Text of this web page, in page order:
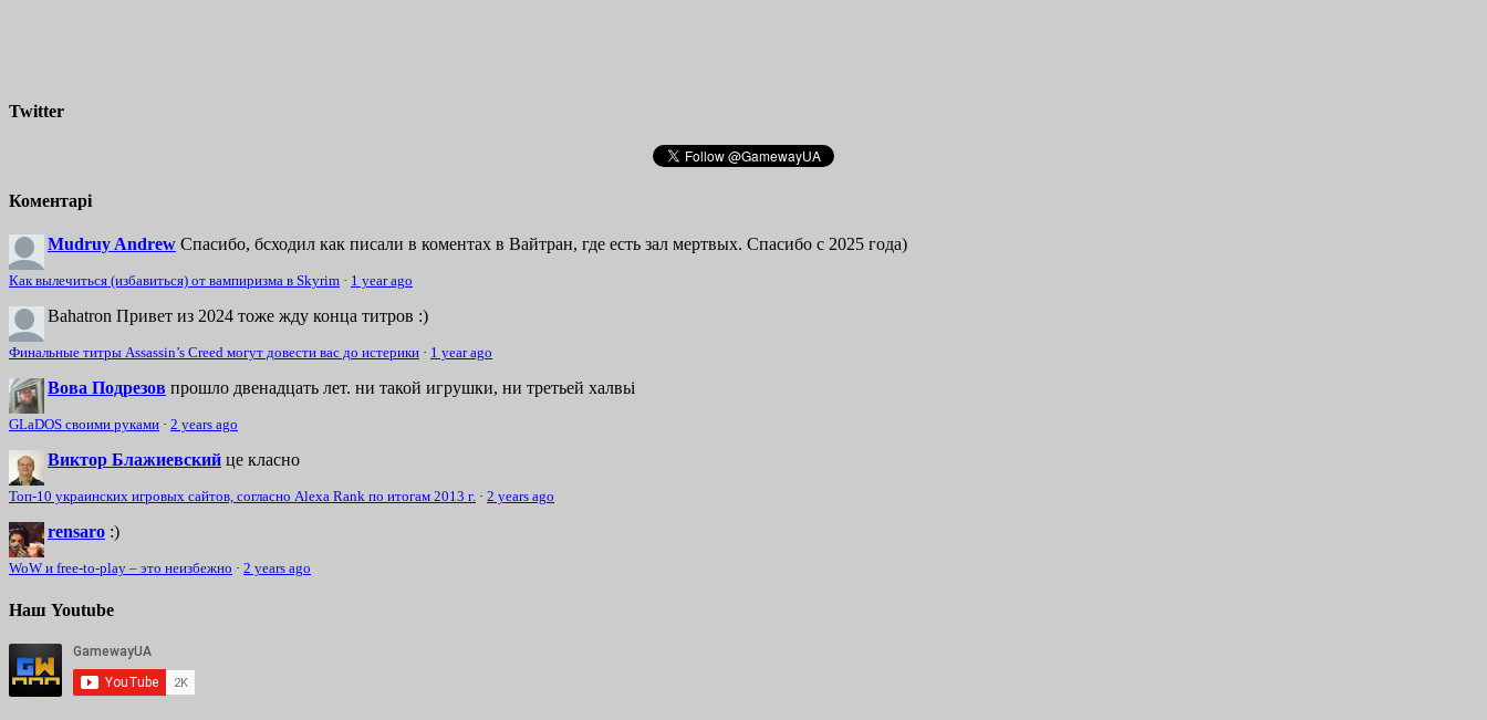
Twitter
Коментарі
Mudruy Andrew Спасибо, бсходил как писали в коментах в Вайтран, где есть зал мертвых. Спасибо с 2025 года)
Как вылечиться (избавиться) от вампиризма в Skyrim · 1 year ago
Bahatron Привет из 2024 тоже жду конца титров :)
Финальные титры Assassin’s Creed могут довести вас до истерики · 1 year ago
Вова Подрезов прошло двенадцать лет. ни такой игрушки, ни третьей халвьі
GLaDOS своими руками · 2 years ago
Виктор Блажиевский це класно
Топ-10 украинских игровых сайтов, согласно Alexa Rank по итогам 2013 г. · 2 years ago
rensaro :)
WoW и free-to-play – это неизбежно · 2 years ago
Наш Youtube